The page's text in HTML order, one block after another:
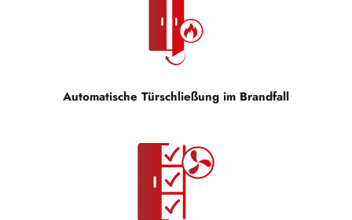
Automatische Türschließung im Brandfall